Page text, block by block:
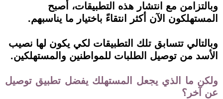
وبالتزامن مع انتشار هذه التطبيقات، أصبح
المستهلكون الآن أكثر انتقاءً باختيار ما يناسبهم.
وبالتالي تتسابق تلك التطبيقات لكي يكون لها نصيب
الأسد من توصيل الطلبات للمواطنين والمستهلكين.
ولكن ما الذي يجعل المستهلك يفضل تطبيق توصيل
عن آخر؟